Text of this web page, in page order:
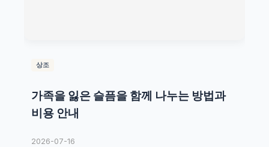
상조
가족을 잃은 슬픔을 함께 나누는 방법과
비용 안내
2026-07-16